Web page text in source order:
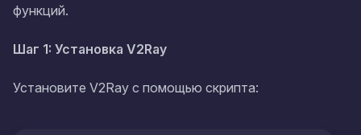
функций.
Шаг 1: Установка V2Ray
Установите V2Ray с помощью скрипта: